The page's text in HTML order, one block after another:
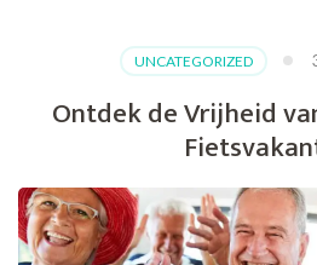
UNCATEGORIZED
Ontdek de Vrijheid